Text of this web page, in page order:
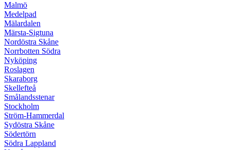
Malmö
Medelpad
Mälardalen
Märsta-Sigtuna
Nordöstra Skåne
Norrbotten Södra
Nyköping
Roslagen
Skaraborg
Skellefteå
Smålandsstenar
Stockholm
Ström-Hammerdal
Sydöstra Skåne
Södertörn
Södra Lappland